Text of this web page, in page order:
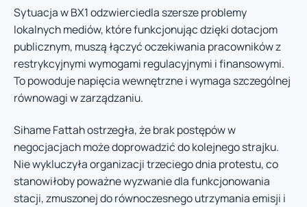
Sytuacja w BX1 odzwierciedla szersze problemy
lokalnych mediów, które funkcjonując dzięki dotacjom
publicznym, muszą łączyć oczekiwania pracowników z
restrykcyjnymi wymogami regulacyjnymi i finansowymi.
To powoduje napięcia wewnętrzne i wymaga szczególnej
równowagi w zarządzaniu.
Sihame Fattah ostrzegła, że brak postępów w
negocjacjach może doprowadzić do kolejnego strajku.
Nie wykluczyła organizacji trzeciego dnia protestu, co
stanowiłoby poważne wyzwanie dla funkcjonowania
stacji, zmuszonej do równoczesnego utrzymania emisji i